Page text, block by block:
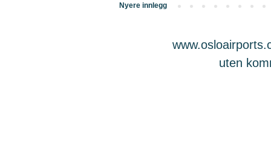
Nyere innlegg
uten